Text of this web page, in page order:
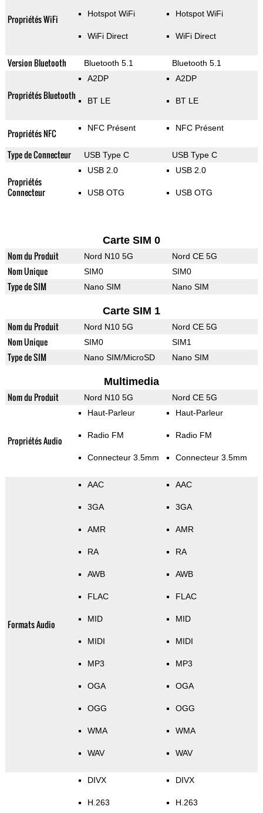
Propriétés WiFi Hotspot WiFi
WiFi Direct
Hotspot WiFi
WiFi Direct
Version Bluetooth Bluetooth 5.1 Bluetooth 5.1
Propriétés Bluetooth
A2DP
BT LE
A2DP
BT LE
Propriétés NFC NFC Présent NFC Présent
Type de Connecteur USB Type C USB Type C
Propriétés
Connecteur
USB 2.0
USB OTG
USB 2.0
USB OTG
Carte SIM 0
Nom du Produit Nord N10 5G Nord CE 5G
Nom Unique SIM0 SIM0
Type de SIM Nano SIM Nano SIM
Carte SIM 1
Nom du Produit Nord N10 5G Nord CE 5G
Nom Unique SIM0 SIM1
Type de SIM Nano SIM/MicroSD Nano SIM
Multimedia
Nom du Produit Nord N10 5G Nord CE 5G
Propriétés Audio
Haut-Parleur
Radio FM
Connecteur 3.5mm
Haut-Parleur
Radio FM
Connecteur 3.5mm
Formats Audio
AAC
3GA
AMR
RA
AWB
FLAC
MID
MIDI
MP3
OGA
OGG
WMA
WAV
AAC
3GA
AMR
RA
AWB
FLAC
MID
MIDI
MP3
OGA
OGG
WMA
WAV
DIVX
H.263
DIVX
H.263